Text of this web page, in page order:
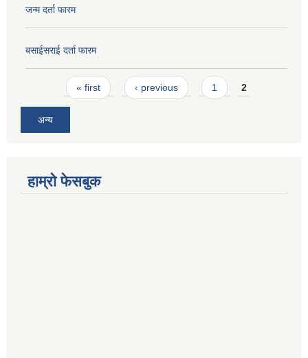
जन्म दर्ता फारम
बसाईसराई दर्ता फारम
Pages« first ‹ previous 1 2
अन्य
हाम्रो फेसबुक